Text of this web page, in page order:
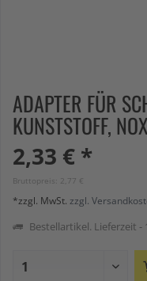
ADAPTER FÜR
KUNSTSTOFF,
2,33 € *
Bruttopreis: 2,77 €
*zzgl. MwSt. zzgl.
Bestellartikel. Lieferzeit -